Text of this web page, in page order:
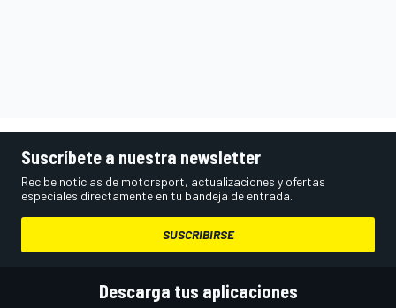
Suscríbete a nuestra newsletter
Recibe noticias de motorsport, actualizaciones y ofertas
especiales directamente en tu bandeja de entrada.
SUSCRIBIRSE
Descarga tus aplicaciones